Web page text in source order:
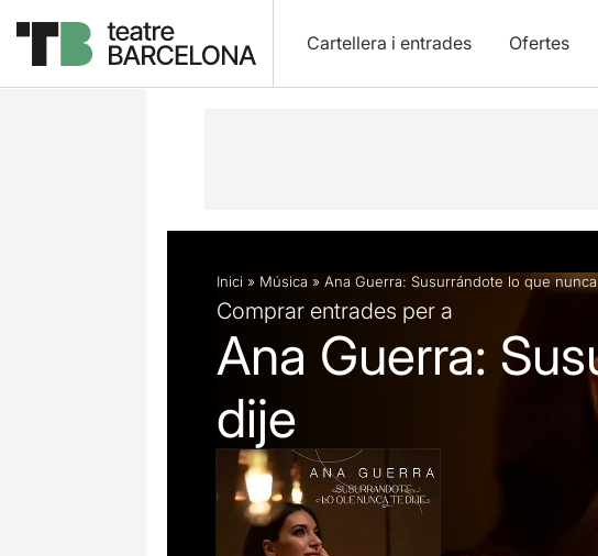
Cartellera i entrades Ofertes
Descripció Fitxa artística
Inici » Música » Ana Guerra: Susurrándote lo que
Comprar entrades per a
Ana Guerra:
dije